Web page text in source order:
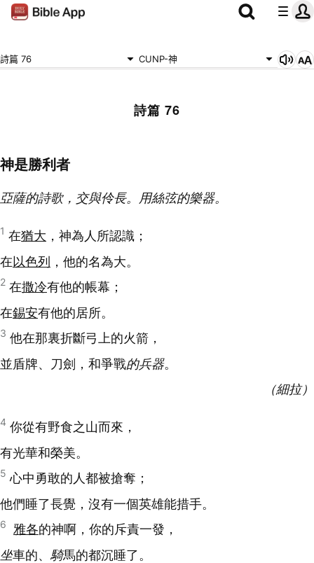
詩篇 76 CUNP-神
詩篇 76
神是勝利者
亞薩的詩歌，交與伶長。用絲弦的樂器。
1 在猶大 ，神為人所認識；
在以色列 ，他的名為大。
2 在撒冷有他的帳幕；
在錫安有他的居所。
3 他在那裏折斷弓上的火箭，
並盾牌、刀劍，和爭戰的兵器。
（細拉）
4 你從有野食之山而來，
有光華和榮美。
5 心中勇敢的人都被搶奪；
他們睡了長覺，沒有一個英雄能措手。
6 雅各的神啊，你的斥責一發，
坐車的、 騎馬的都沉睡了。